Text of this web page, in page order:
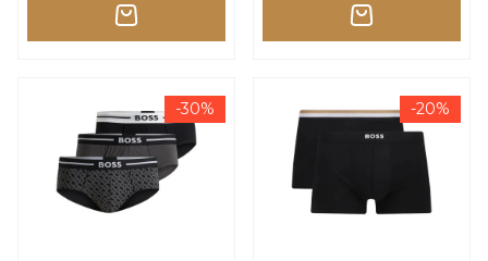
-30% -20%